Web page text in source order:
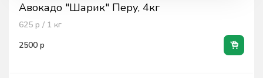
Авокадо "Шарик" Перу, 4кг
625 р / 1 кг
2500 р